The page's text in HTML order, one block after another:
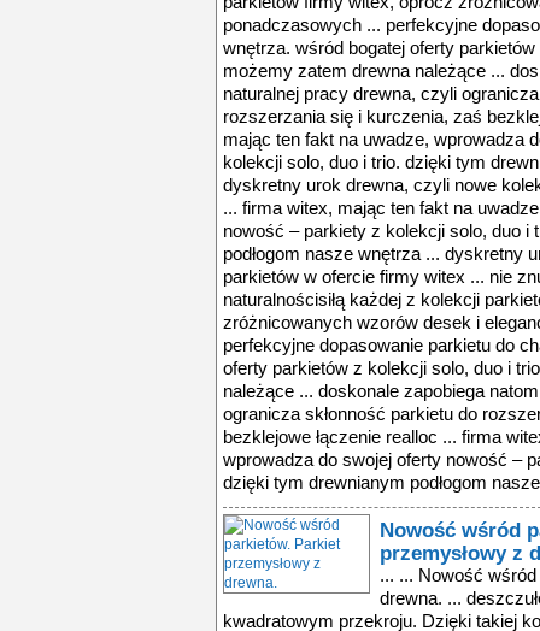
Nowość wśród
przemysłowy z
... ... Nowość
drewna. ...
kwadratowym przekroju. Dzięki takiej